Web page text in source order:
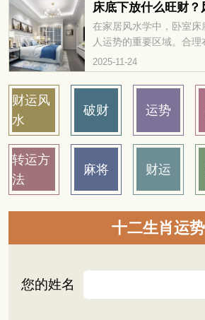
过，要让貔貅真正发挥作
匠人当作主人，灵性自然
于怎么给貔貅开光，其实
跟你说说常见的几种貔貅
在家居风水学中，卧室
人运势的重要区域。合
善运势，还能帮助吸引更
床底下放什么旺财呢？一
2025-11-24
财运风
水
破财 运势
转运方
法
麻将 财运
十二生肖运势
您的姓名